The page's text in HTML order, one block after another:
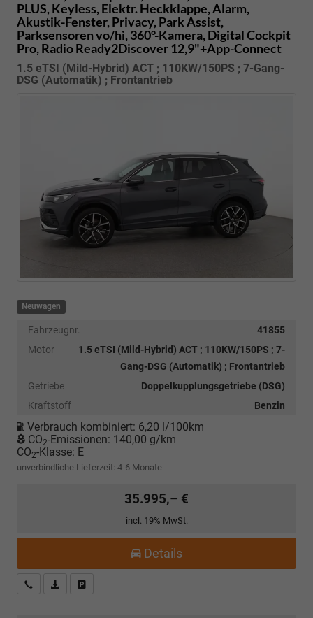
PLUS, Keyless, Elektr. Heckklappe, Alarm,
Akustik-Fenster, Privacy, Park Assist,
Parksensoren vo/hi, 360°-Kamera, Digital Cockpit
Pro, Radio Ready2Discover 12,9"+App-Connect
1.5 eTSI (Mild-Hybrid) ACT ; 110KW/150PS ; 7-Gang-
DSG (Automatik) ; Frontantrieb
Neuwagen
Fahrzeugnr.
41855
Motor
1.5 eTSI (Mild-Hybrid) ACT ; 110KW/150PS ; 7-
Gang-DSG (Automatik) ; Frontantrieb
Getriebe
Doppelkupplungsgetriebe (DSG)
Kraftstoff
Benzin
Verbrauch kombiniert: 6,20 l/100km
CO2-Emissionen: 140,00 g/km
CO2-Klasse: E
unverbindliche Lieferzeit: 4-6 Monate
35.995,– €
incl. 19% MwSt.
Details
Kostenloser Rückruf-Service
PDF-Datei, Fahrzeugexposé drucken